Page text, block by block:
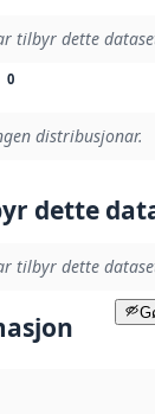
tilbyr dette
0
distribusjonar.
dette
tilbyr dette